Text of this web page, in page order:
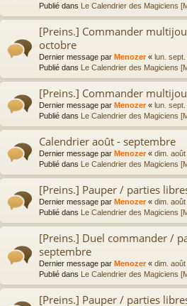
Publié dans Le Calendrier des Magiciens
[Preins.] Commander
octobre
Dernier message par Menozer« lun.
Publié dans Le Calendrier des Magiciens
[Preins.] Commander
Dernier message par Menozer« lun.
Publié dans Le Calendrier des Magiciens
Calendrier août - septembre
Dernier message par Menozer« dim.
Publié dans Le Calendrier des Magiciens
[Preins.] Pauper / parties
Dernier message par Menozer« dim.
Publié dans Le Calendrier des Magiciens
[Preins.] Duel commander /
septembre
Dernier message par Menozer« dim.
Publié dans Le Calendrier des Magiciens
[Preins.] Pauper / parties